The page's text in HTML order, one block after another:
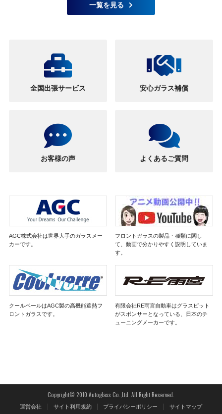
一覧を見る
全国出張サービス 安心ガラス補償
お客様の声 よくあるご質問
AGC株式会社は世界大手のガラスメー
カーです。
フロントガラスの製品・種類に関し
て、動画で分かりやすく説明していま
す。
クールベールはAGC製の高機能遮熱フ
ロントガラスです。
有限会社RE雨宮自動車はグラスピット
がスポンサーとなっている、日本のチ
ューニングメーカーです。
Copyright© 2010 Autoglass Co.,Ltd. All Right Reserved.
運営会社 サイト利用規約 プライバシーポリシー サイトマップ